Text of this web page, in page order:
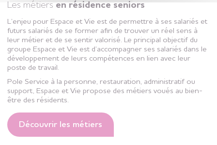
Les métiers en résidence seniors
L’enjeu pour Espace et Vie est de permettre à ses salariés et
futurs salariés de se former afin de trouver un réel sens à
leur métier et de se sentir valorisé. Le principal objectif du
groupe Espace et Vie est d’accompagner ses salariés dans le
développement de leurs compétences en lien avec leur
poste de travail.
Pole Service à la personne, restauration, administratif ou
support, Espace et Vie propose des métiers voués au bien-
être des résidents.
Découvrir les métiers